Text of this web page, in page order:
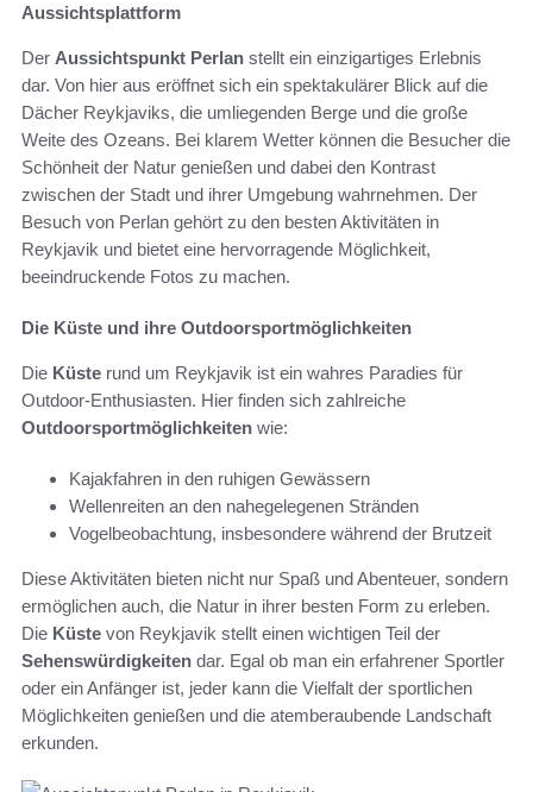
Aussichtsplattform
Der Aussichtspunkt Perlan stellt ein einzigartiges Erlebnis
dar. Von hier aus eröffnet sich ein spektakulärer Blick auf die
Dächer Reykjaviks, die umliegenden Berge und die große
Weite des Ozeans. Bei klarem Wetter können die Besucher die
Schönheit der Natur genießen und dabei den Kontrast
zwischen der Stadt und ihrer Umgebung wahrnehmen. Der
Besuch von Perlan gehört zu den besten Aktivitäten in
Reykjavik und bietet eine hervorragende Möglichkeit,
beeindruckende Fotos zu machen.
Die Küste und ihre Outdoorsportmöglichkeiten
Die Küste rund um Reykjavik ist ein wahres Paradies für
Outdoor-Enthusiasten. Hier finden sich zahlreiche
Outdoorsportmöglichkeiten wie:
Kajakfahren in den ruhigen Gewässern
Wellenreiten an den nahegelegenen Stränden
Vogelbeobachtung, insbesondere während der Brutzeit
Diese Aktivitäten bieten nicht nur Spaß und Abenteuer, sondern
ermöglichen auch, die Natur in ihrer besten Form zu erleben.
Die Küste von Reykjavik stellt einen wichtigen Teil der
Sehenswürdigkeiten dar. Egal ob man ein erfahrener Sportler
oder ein Anfänger ist, jeder kann die Vielfalt der sportlichen
Möglichkeiten genießen und die atemberaubende Landschaft
erkunden.